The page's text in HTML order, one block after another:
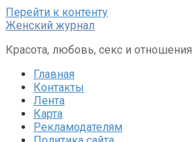
Перейти к контенту
Женский журнал
Красота, любовь, секс и отношения
Главная
Контакты
Лента
Карта
Рекламодателям